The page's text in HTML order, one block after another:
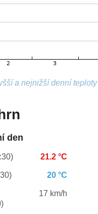
a nejnižší denní
den
21.2 °C
20 °C
17 km/h